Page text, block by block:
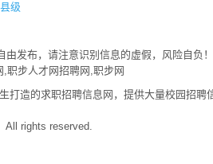
级
由发布，请注意识别信息的虚假，风险自
职步人才网招聘网,职步网
打造的求职招聘信息网，提供大量校园招
rights reserved.